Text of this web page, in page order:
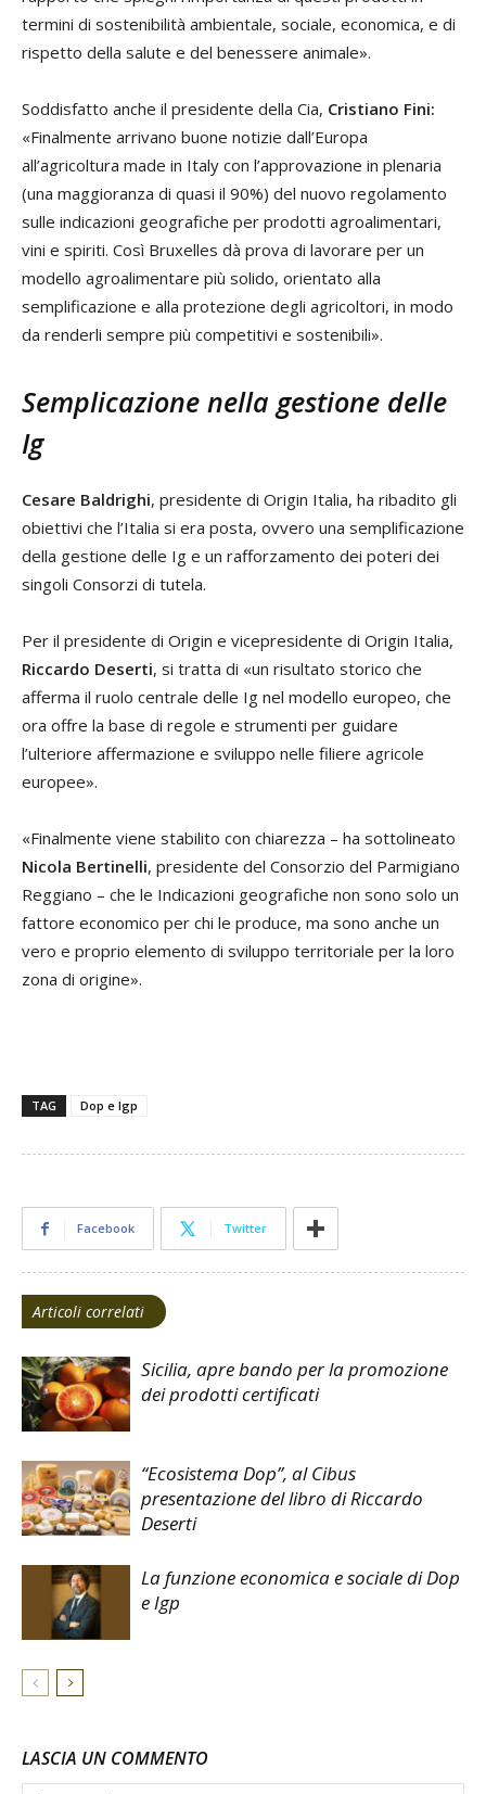
termini di sostenibilità ambientale, sociale, economica, e di
rispetto della salute e del benessere animale».
Soddisfatto anche il presidente della Cia, Cristiano Fini:
«Finalmente arrivano buone notizie dall’Europa
all’agricoltura made in Italy con l’approvazione in plenaria
(una maggioranza di quasi il 90%) del nuovo regolamento
sulle indicazioni geografiche per prodotti agroalimentari,
vini e spiriti. Così Bruxelles dà prova di lavorare per un
modello agroalimentare più solido, orientato alla
semplificazione e alla protezione degli agricoltori, in modo
da renderli sempre più competitivi e sostenibili».
Semplicazione nella gestione delle
Ig
Cesare Baldrighi, presidente di Origin Italia, ha ribadito gli
obiettivi che l’Italia si era posta, ovvero una semplificazione
della gestione delle Ig e un rafforzamento dei poteri dei
singoli Consorzi di tutela.
Per il presidente di Origin e vicepresidente di Origin Italia,
Riccardo Deserti, si tratta di «un risultato storico che
afferma il ruolo centrale delle Ig nel modello europeo, che
ora offre la base di regole e strumenti per guidare
l’ulteriore affermazione e sviluppo nelle filiere agricole
europee».
«Finalmente viene stabilito con chiarezza – ha sottolineato
Nicola Bertinelli, presidente del Consorzio del Parmigiano
Reggiano – che le Indicazioni geografiche non sono solo un
fattore economico per chi le produce, ma sono anche un
vero e proprio elemento di sviluppo territoriale per la loro
zona di origine».
TAG Dop e Igp
Facebook Twitter
Articoli correlati
Sicilia, apre bando per la promozione
dei prodotti certificati
“Ecosistema Dop”, al Cibus
presentazione del libro di Riccardo
Deserti
La funzione economica e sociale di Dop
e Igp
LASCIA UN COMMENTO